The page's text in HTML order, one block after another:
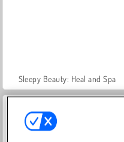
Sleepy Beauty: Heal and Spa